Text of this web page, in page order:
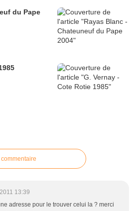
du Pape
13:39
adresse pour le trouver celui la ? merci